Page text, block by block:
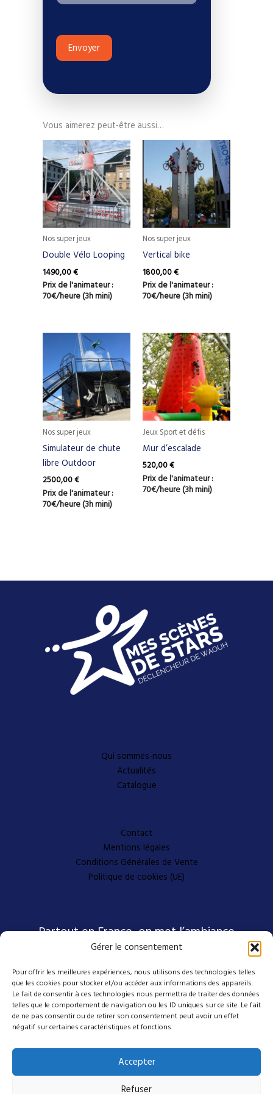
Gérer le consentement
Pour offrir les meilleures expériences, nous utilisons des technologies telles
que les cookies pour stocker et/ou accéder aux informations des appareils.
Le fait de consentir à ces technologies nous permettra de traiter des données
telles que le comportement de navigation ou les ID uniques sur ce site. Le fait
de ne pas consentir ou de retirer son consentement peut avoir un effet
négatif sur certaines caractéristiques et fonctions.
Accepter
Refuser
Envoyer
Vous aimerez peut-être aussi…
Nos super jeux
Double Vélo Looping
1490,00€
Prix de l'animateur :
70€/heure (3h mini)
Nos super jeux
Vertical bike
1800,00€
Prix de l'animateur :
70€/heure (3h mini)
Nos super jeux
Simulateur de chute
libre Outdoor
2500,00€
Prix de l'animateur :
70€/heure (3h mini)
Jeux Sport et défis
Mur d’escalade
520,00€
Prix de l'animateur :
70€/heure (3h mini)
Qui sommes-nous
Actualités
Catalogue
Contact
Mentions légales
Conditions Générales de Vente
Politique de cookies (UE)
Partout en France, on met l’ambiance
Nos coordonnées
4 avenue Emmanuel D'Alzon
30120 Le Vigan
04 27 50 17 50
contact@mes-scenes-de-stars.com